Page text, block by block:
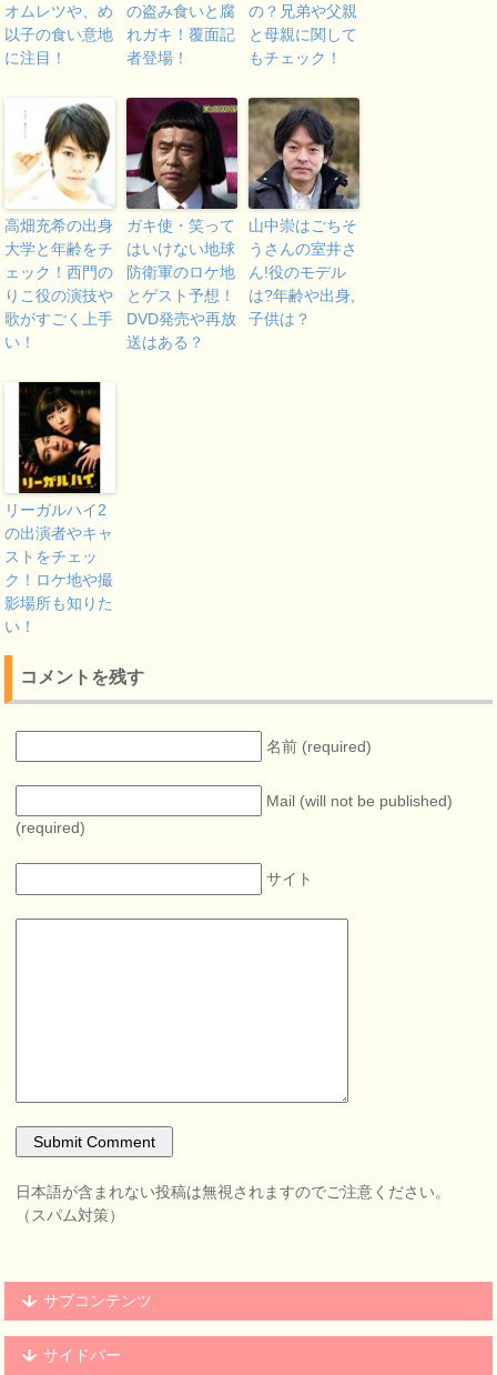
オムレツや、め
以子の食い意地
に注目！
の盗み食いと腐
れガキ！覆面記
者登場！
の？兄弟や父親
と母親に関して
もチェック！
高畑充希の出身
大学と年齢をチ
ェック！西門の
りこ役の演技や
歌がすごく上手
い！
ガキ使・笑って
はいけない地球
防衛軍のロケ地
とゲスト予想！
DVD発売や再放
送はある？
山中崇はごちそ
うさんの室井さ
ん!役のモデル
は?年齢や出身,
子供は？
リーガルハイ2
の出演者やキャ
ストをチェッ
ク！ロケ地や撮
影場所も知りた
い！
コメントを残す
名前 (required)
Mail (will not be published)
(required)
サイト
日本語が含まれない投稿は無視されますのでご注意ください。
（スパム対策）
サブコンテンツ
サイドバー